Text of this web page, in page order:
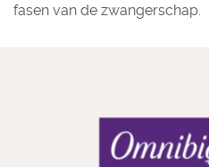
fasen van de zwangerschap.